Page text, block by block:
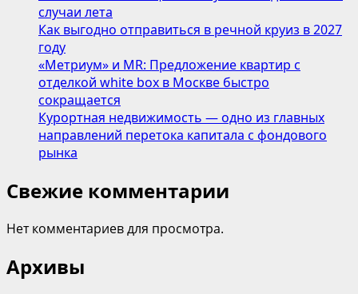
вместе
—
теперь
гранолой
случаи лета
Как выгодно отправиться в речной круиз в 2027
году
«Метриум» и MR: Предложение квартир с
отделкой white box в Москве быстро
сокращается
Курортная недвижимость — одно из главных
направлений перетока капитала с фондового
рынка
Свежие комментарии
Нет комментариев для просмотра.
Архивы